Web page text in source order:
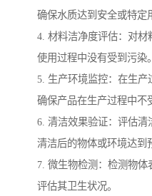
确保水质达到安全或特定
4. 材料洁净度评估：对
使用过程中没有受到污染。
5. 生产环境监控：在生产
确保产品在生产过程中不
6. 清洁效果验证：评估
清洁后的物体或环境达到
7. 微生物检测：检测物体
评估其卫生状况。